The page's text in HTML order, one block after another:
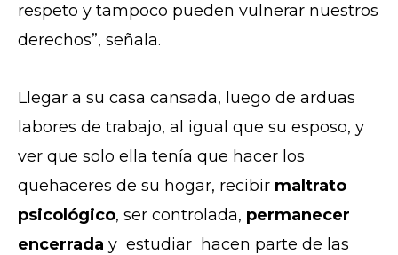
respeto y tampoco pueden vulnerar nuestros
derechos”, señala.
Llegar a su casa cansada, luego de arduas
labores de trabajo, al igual que su esposo, y
ver que solo ella tenía que hacer los
quehaceres de su hogar, recibir maltrato
psicológico, ser controlada, permanecer
encerrada y estudiar hacen parte de las